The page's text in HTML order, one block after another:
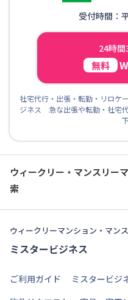
受付時間：
24時
無料
社宅代行・出張・転勤・リロケ
ジネス 急な出張や転勤・社宅
ウィークリー・マンスリー
索
ウィークリーマンション・マン
ミスタービジネス
ご利用ガイド
ミスタービジ